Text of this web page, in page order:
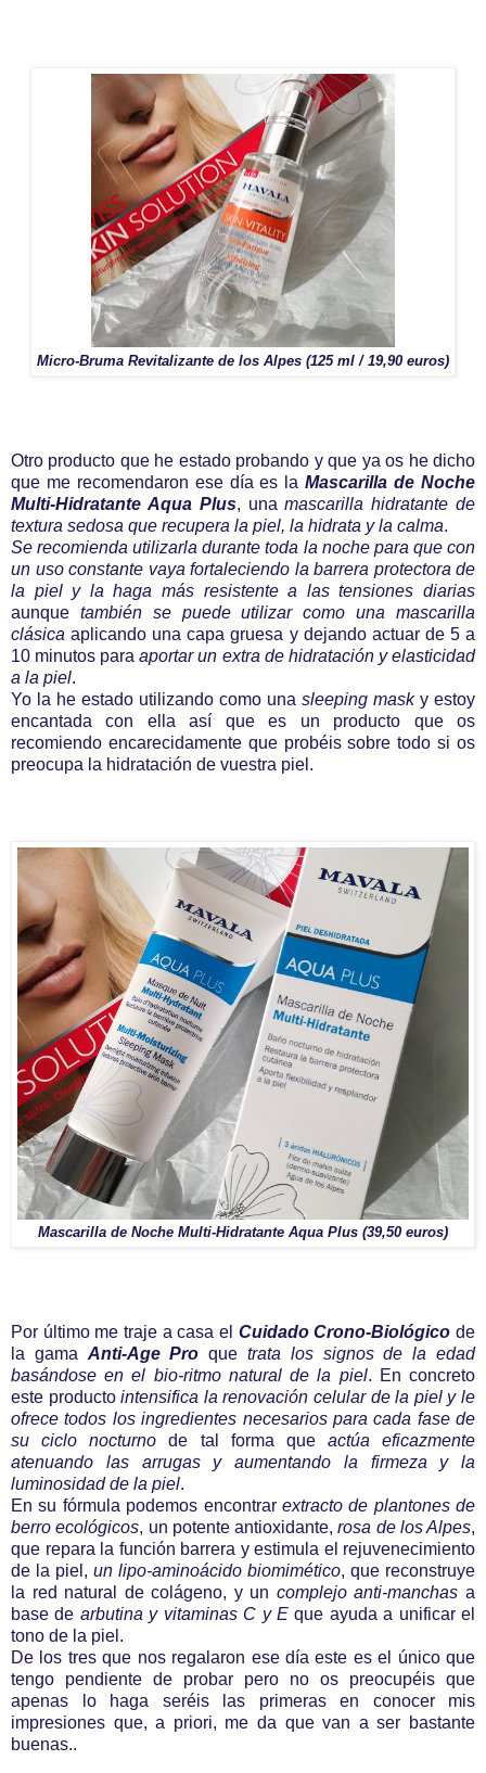
Micro-Bruma Revitalizante de los Alpes (125 ml / 19,90 euros)
Otro producto que he estado probando y que ya os he dicho
que me recomendaron ese día es laMascarilla de Noche
Multi-Hidratante Aqua Plus, unamascarilla hidratante de
textura sedosa que recupera la piel, la hidrata y la calma.
Se recomienda utilizarla durante toda la noche para que con
un uso constante vaya fortaleciendo la barrera protectora de
la piel y la haga más resistente a las tensiones diarias
aunque también se puede utilizar como una mascarilla
clásica aplicando una capa gruesa y dejando actuar de 5 a
10 minutos paraaportar un extra de hidratación y elasticidad
a la piel.
Yo la he estado utilizando como una sleeping masky estoy
encantada con ella así que es un producto que os
recomiendo encarecidamente que probéis sobre todo si os
preocupa la hidratación de vuestra piel.
Mascarilla de Noche Multi-Hidratante Aqua Plus (39,50 euros)
Por último me traje a casa el Cuidado Crono-Biológico de
la gama Anti-Age Pro que trata los signos de la edad
basándose en el bio-ritmo natural de la piel. En concreto
este productointensifica la renovación celular de la piel y le
ofrece todos los ingredientes necesarios para cada fase de
su ciclo nocturno de tal forma que actúa eficazmente
atenuando las arrugas y aumentando la firmeza y la
luminosidad de la piel.
En su fórmula podemos encontrar extracto de plantones de
berro ecológicos, un potente antioxidante,rosa de los Alpes,
que repara la función barrera y estimula el rejuvenecimiento
de la piel, un lipo-aminoácido biomimético, que reconstruye
la red natural de colágeno, y un complejo anti-manchas a
base de arbutina y vitaminas C y Eque ayuda a unificar el
tono de la piel.
De los tres que nos regalaron ese día este es el único que
tengo pendiente de probar pero no os preocupéis que
apenas lo haga seréis las primeras en conocer mis
impresiones que, a priori, me da que van a ser bastante
buenas..